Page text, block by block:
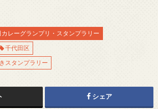
レーグランプリ・スタンプラリー
千代田区
スタンプラリー
シェア